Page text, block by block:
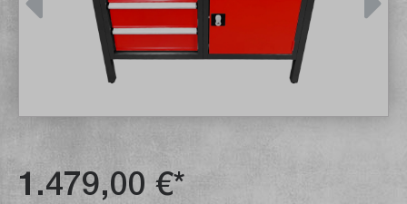
1.479,00 €*